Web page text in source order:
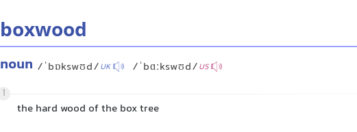
boxwood
noun /ˈbɒkswʊd/UK /ˈbɑːkswʊd/US
1
the hard wood of the box tree